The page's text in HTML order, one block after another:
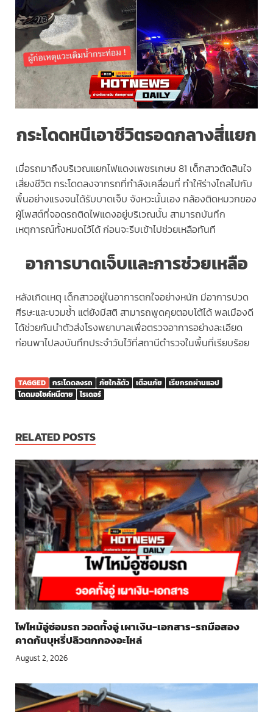
กระโดดหนีเอาชีวิตรอดกลางสี่แยก
เมื่อรถมาถึงบริเวณแยกไฟแดงเพชรเกษม 81 เด็กสาวตัดสินใจ
เสี่ยงชีวิต กระโดดลงจากรถที่กำลังเคลื่อนที่ ทำให้ร่างไถลไปกับ
พื้นอย่างแรงจนได้รับบาดเจ็บ จังหวะนั้นเอง กล้องติดหมวกของ
ผู้โพสต์ที่จอดรถติดไฟแดงอยู่บริเวณนั้น สามารถบันทึก
เหตุการณ์ทั้งหมดไว้ได้ ก่อนจะรีบเข้าไปช่วยเหลือทันที
อาการบาดเจ็บและการช่วยเหลือ
หลังเกิดเหตุ เด็กสาวอยู่ในอาการตกใจอย่างหนัก มีอาการปวด
ศีรษะและบวมช้ำ แต่ยังมีสติ สามารถพูดคุยตอบโต้ได้ พลเมืองดี
ได้ช่วยกันนำตัวส่งโรงพยาบาลเพื่อตรวจอาการอย่างละเอียด
ก่อนพาไปลงบันทึกประจำวันไว้ที่สถานีตำรวจในพื้นที่เรียบร้อย
TAGGED กระโดดลงรถ ภัยใกล้ตัว เตือนภัย
เรียกรถผ่านแอป
โดดมอไซค์หนีตาย
ไรเดอร์
RELATED POSTS
ไฟไหม้อู่ซ่อมรถ วอดทั้งอู่ เผาเงิน-เอกสาร-รถมือสอง
คาดก้นบุหรี่ปลิวตกกองอะไหล่
August 2, 2026